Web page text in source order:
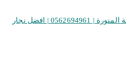
فني تركيب غرف نوم بالمدينة المنورة | 0562694961 | افضل نجار